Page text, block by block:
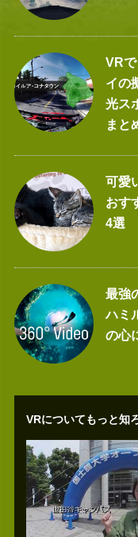
VR
イの
光ス
まと
可愛
おす
4選
最強
ハミ
の心
VRについてもっと知